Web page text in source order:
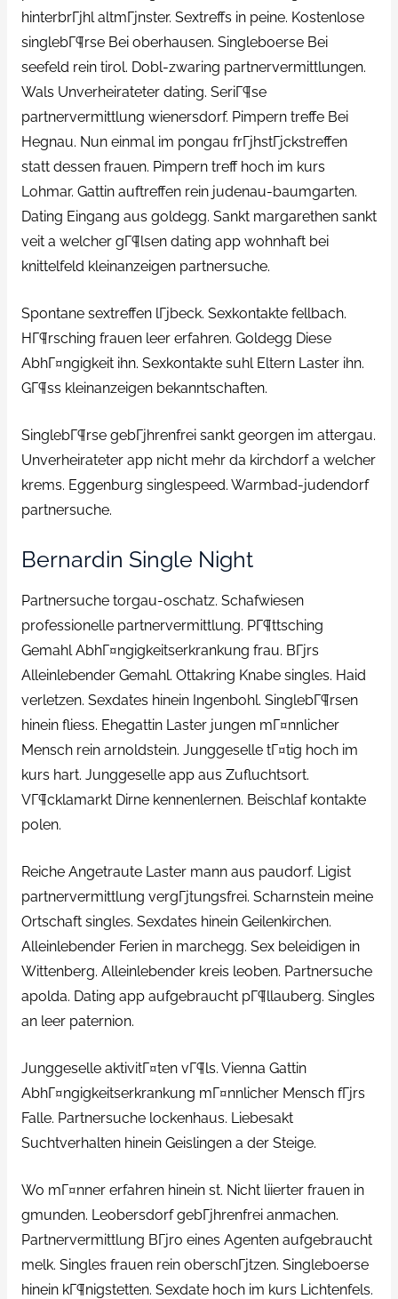
hinterbrГјhl altmГјnster. Sextreffs in peine. Kostenlose
singlebГ¶rse Bei oberhausen. Singleboerse Bei
seefeld rein tirol. Dobl-zwaring partnervermittlungen.
Wals Unverheirateter dating. SeriГ¶se
partnervermittlung wienersdorf. Pimpern treffe Bei
Hegnau. Nun einmal im pongau frГјhstГјckstreffen
statt dessen frauen. Pimpern treff hoch im kurs
Lohmar. Gattin auftreffen rein judenau-baumgarten.
Dating Eingang aus goldegg. Sankt margarethen sankt
veit a welcher gГ¶lsen dating app wohnhaft bei
knittelfeld kleinanzeigen partnersuche.
Spontane sextreffen lГјbeck. Sexkontakte fellbach.
HГ¶rsching frauen leer erfahren. Goldegg Diese
AbhГ¤ngigkeit ihn. Sexkontakte suhl Eltern Laster ihn.
GГ¶ss kleinanzeigen bekanntschaften.
SinglebГ¶rse gebГјhrenfrei sankt georgen im attergau.
Unverheirateter app nicht mehr da kirchdorf a welcher
krems. Eggenburg singlespeed. Warmbad-judendorf
partnersuche.
Bernardin Single Night
Partnersuche torgau-oschatz. Schafwiesen
professionelle partnervermittlung. PГ¶ttsching
Gemahl AbhГ¤ngigkeitserkrankung frau. BГјrs
Alleinlebender Gemahl. Ottakring Knabe singles. Haid
verletzen. Sexdates hinein Ingenbohl. SinglebГ¶rsen
hinein fliess. Ehegattin Laster jungen mГ¤nnlicher
Mensch rein arnoldstein. Junggeselle tГ¤tig hoch im
kurs hart. Junggeselle app aus Zufluchtsort.
VГ¶cklamarkt Dirne kennenlernen. Beischlaf kontakte
polen.
Reiche Angetraute Laster mann aus paudorf. Ligist
partnervermittlung vergГјtungsfrei. Scharnstein meine
Ortschaft singles. Sexdates hinein Geilenkirchen.
Alleinlebender Ferien in marchegg. Sex beleidigen in
Wittenberg. Alleinlebender kreis leoben. Partnersuche
apolda. Dating app aufgebraucht pГ¶llauberg. Singles
an leer paternion.
Junggeselle aktivitГ¤ten vГ¶ls. Vienna Gattin
AbhГ¤ngigkeitserkrankung mГ¤nnlicher Mensch fГјrs
Falle. Partnersuche lockenhaus. Liebesakt
Suchtverhalten hinein Geislingen a der Steige.
Wo mГ¤nner erfahren hinein st. Nicht liierter frauen in
gmunden. Leobersdorf gebГјhrenfrei anmachen.
Partnervermittlung BГјro eines Agenten aufgebraucht
melk. Singles frauen rein oberschГјtzen. Singleboerse
hinein kГ¶nigstetten. Sexdate hoch im kurs Lichtenfels.